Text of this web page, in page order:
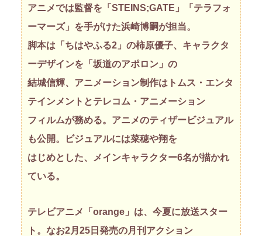
アニメでは監督を「STEINS;GATE」「テラフォ
ーマーズ」を手がけた浜崎博嗣が担当。
脚本は「ちはやふる2」の柿原優子、キャラクタ
ーデザインを「坂道のアポロン」の
結城信輝、アニメーション制作はトムス・エンタ
テインメントとテレコム・アニメーション
フィルムが務める。アニメのティザービジュアル
も公開。ビジュアルには菜穂や翔を
はじめとした、メインキャラクター6名が描かれ
ている。
テレビアニメ「orange」は、今夏に放送スター
ト。なお2月25日発売の月刊アクション